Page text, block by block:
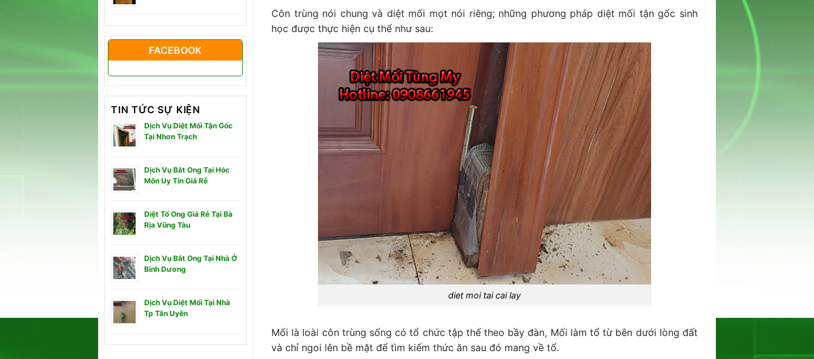
FACEBOOK
TIN TỨC SỰ KIỆN
Dịch Vụ Diệt Mối Tận Gốc
Tại Nhơn Trạch
Dịch Vụ Bắt Ong Tại Hóc
Môn Uy Tín Giá Rẻ
Diệt Tổ Ong Giá Rẻ Tại Bà
Rịa Vũng Tàu
Dịch Vụ Bắt Ong Tại Nhà Ở
Bình Dương
Dịch Vụ Diệt Mối Tại Nhà
Tp Tân Uyên
Côn trùng nói chung và diệt mối mọt nói riêng; những phương pháp diệt mối tận gốc sinh
học được thực hiện cụ thể như sau:
diet moi tai cai lay
Mối là loài côn trùng sống có tổ chức tập thể theo bầy đàn, Mối làm tổ từ bên dưới lòng đất
và chỉ ngoi lên bề mặt để tìm kiếm thức ăn sau đó mang về tổ.